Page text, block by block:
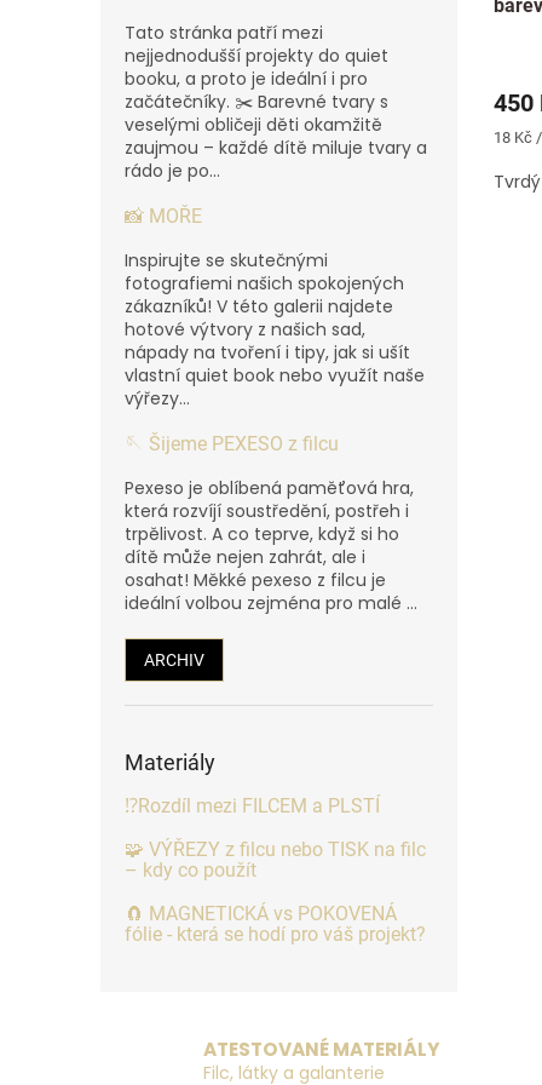
Tato stránka patří mezi
nejjednodušší projekty do quiet
booku, a proto je ideální i pro
začátečníky. ✂️ Barevné tvary s
veselými obličeji děti okamžitě
zaujmou – každé dítě miluje tvary a
rádo je po...
📸 MOŘE
Inspirujte se skutečnými
fotografiemi našich spokojených
zákazníků! V této galerii najdete
hotové výtvory z našich sad,
nápady na tvoření i tipy, jak si ušít
vlastní quiet book nebo využít naše
výřezy...
🪡 Šijeme PEXESO z filcu
Pexeso je oblíbená paměťová hra,
která rozvíjí soustředění, postřeh i
trpělivost. A co teprve, když si ho
dítě může nejen zahrát, ale i
osahat! Měkké pexeso z filcu je
ideální volbou zejména pro malé ...
ARCHIV
Materiály
⁉️Rozdíl mezi FILCEM a PLSTÍ
🧩 VÝŘEZY z filcu nebo TISK na filc
– kdy co použít
🧲 MAGNETICKÁ vs POKOVENÁ
fólie - která se hodí pro váš projekt?
450
Měrná
18 Kč
ATESTOVANÉ MATERIÁLY
Filc, látky a galanterie